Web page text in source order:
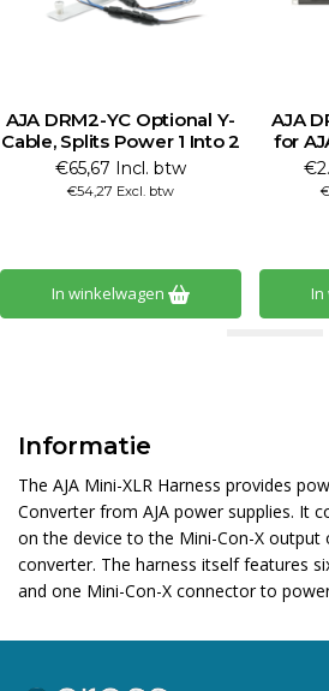
AJA DRM2-YC Optional Y-
Cable, Splits Power 1 Into 2
€65,67 Incl. btw
€54,27 Excl. btw
In winkelwagen
AJA
for
In
Informatie
The AJA Mini-XLR Harness provides
Converter from AJA power supplies. It
on the device to the Mini-Con-X
converter. The harness itself features
and one Mini-Con-X connector to